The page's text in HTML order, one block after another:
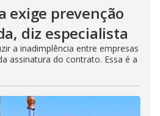
exige prevenção
diz especialista
a inadimplência entre empresas
assinatura do contrato. Essa é a